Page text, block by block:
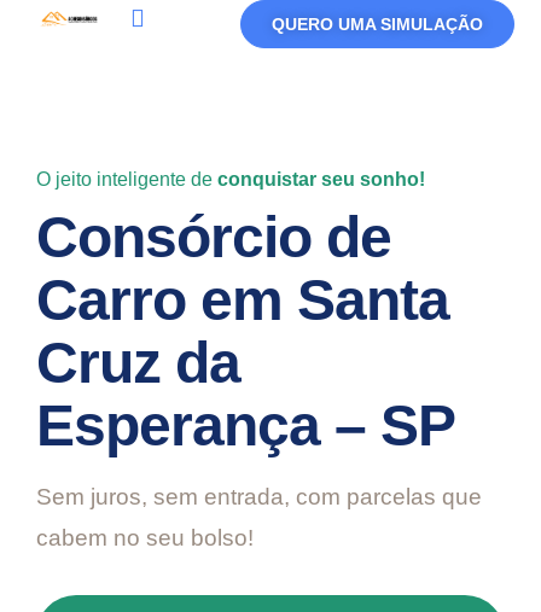
QUERO UMA SIMULAÇÃO
O jeito inteligente de conquistar seu sonho!
Consórcio de
Carro em Santa
Cruz da
Esperança – SP
Sem juros, sem entrada, com parcelas que
cabem no seu bolso!